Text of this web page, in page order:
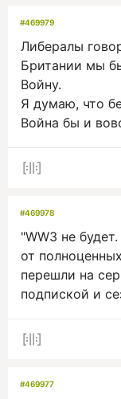
#469979
Либералы
Британии мы
Войну.
Я думаю, что
Война бы и
#469978
"WW3 не
от
перешли на
подпиской и
#469977